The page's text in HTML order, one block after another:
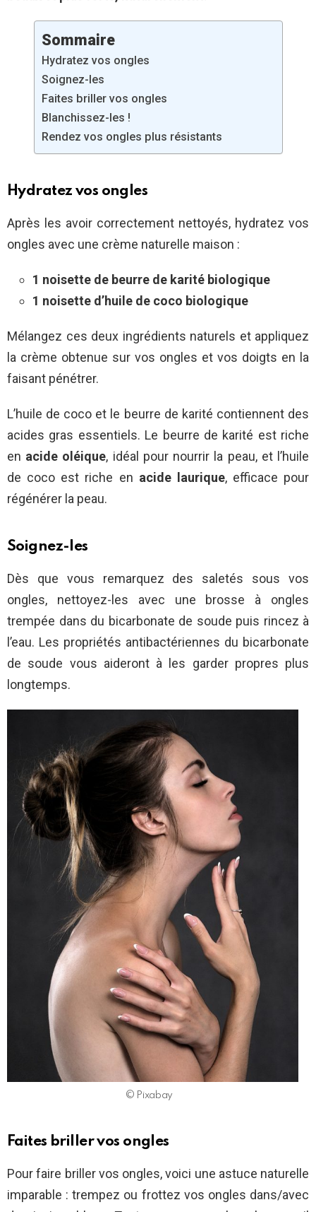
Sommaire
Hydratez vos ongles
Soignez-les
Faites briller vos ongles
Blanchissez-les !
Rendez vos ongles plus résistants
Hydratez vos ongles
Après les avoir correctement nettoyés, hydratez vos
ongles avec une crème naturelle maison :
1 noisette de beurre de karité biologique
1 noisette d’huile de coco biologique
Mélangez ces deux ingrédients naturels et appliquez
la crème obtenue sur vos ongles et vos doigts en la
faisant pénétrer.
L’huile de coco et le beurre de karité contiennent des
acides gras essentiels. Le beurre de karité est riche
en acide oléique, idéal pour nourrir la peau, et l’huile
de coco est riche en acide laurique, efficace pour
régénérer la peau.
Soignez-les
Dès que vous remarquez des saletés sous vos
ongles, nettoyez-les avec une brosse à ongles
trempée dans du bicarbonate de soude puis rincez à
l’eau. Les propriétés antibactériennes du bicarbonate
de soude vous aideront à les garder propres plus
longtemps.
© Pixabay
Faites briller vos ongles
Pour faire briller vos ongles, voici une astuce naturelle
imparable : trempez ou frottez vos ongles dans/avec